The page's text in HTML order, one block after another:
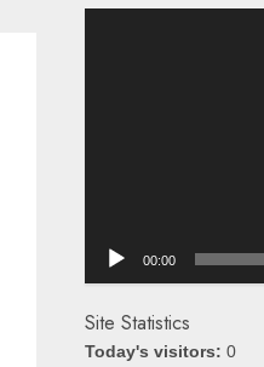
00:00
Site Statistics
Today's visitors: 0